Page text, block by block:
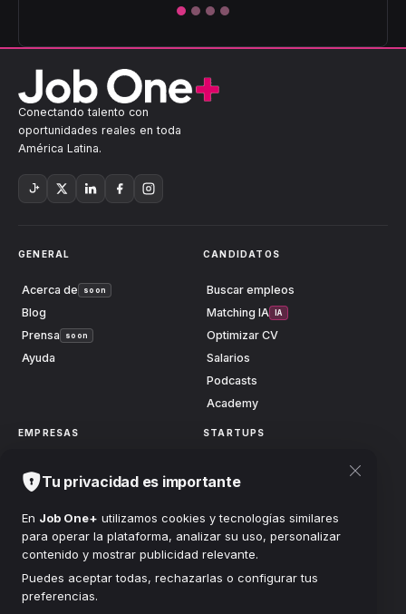
Conectando talento con
oportunidades reales en toda
América Latina.
GENERAL
Acerca de soon
Blog
Prensa
soon
Ayuda
CANDIDATOS
Buscar empleos
Matching IA
IA
Optimizar CV
Salarios
Podcasts
Academy
EMPRESAS
Publicar vacante
Centro anuncios
Buscar candidatos
Planes
STARTUPS
Grow
Scale soon
Accionistas soon
Clínicas soon
Tu privacidad es importante
En Job One+ utilizamos cookies y tecnologías similares
para operar la plataforma, analizar su uso, personalizar
contenido y mostrar publicidad relevante.
Puedes aceptar todas, rechazarlas o configurar tus
preferencias.